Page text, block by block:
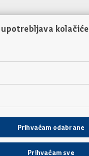
Ureda
Hrvatske
organizacije
kolačiće
Prihvaćam odabrane
Prihvaćam sve